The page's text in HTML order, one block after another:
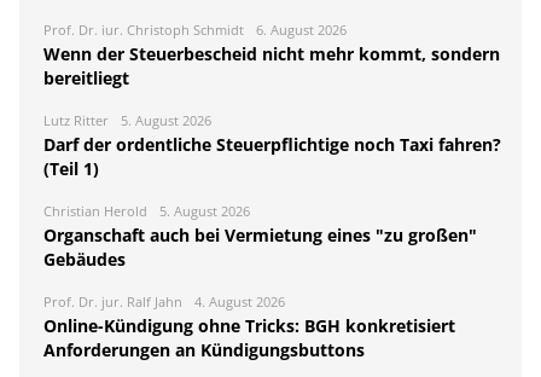
Prof. Dr. iur. Christoph Schmidt 6. August 2026
Wenn der Steuerbescheid nicht mehr kommt, sondern
bereitliegt
Lutz Ritter 5. August 2026
Darf der ordentliche Steuerpflichtige noch Taxi fahren?
(Teil 1)
Christian Herold 5. August 2026
Organschaft auch bei Vermietung eines "zu großen"
Gebäudes
Prof. Dr. jur. Ralf Jahn 4. August 2026
Online-Kündigung ohne Tricks: BGH konkretisiert
Anforderungen an Kündigungsbuttons